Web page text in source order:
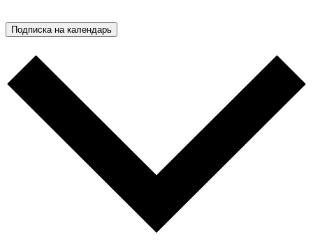
Подписка на календарь